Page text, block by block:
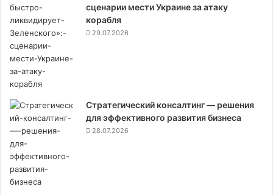
сценарии мести Украине за атаку
корабля
29.07.2026
Стратегический консалтинг — решения
для эффективного развития бизнеса
28.07.2026